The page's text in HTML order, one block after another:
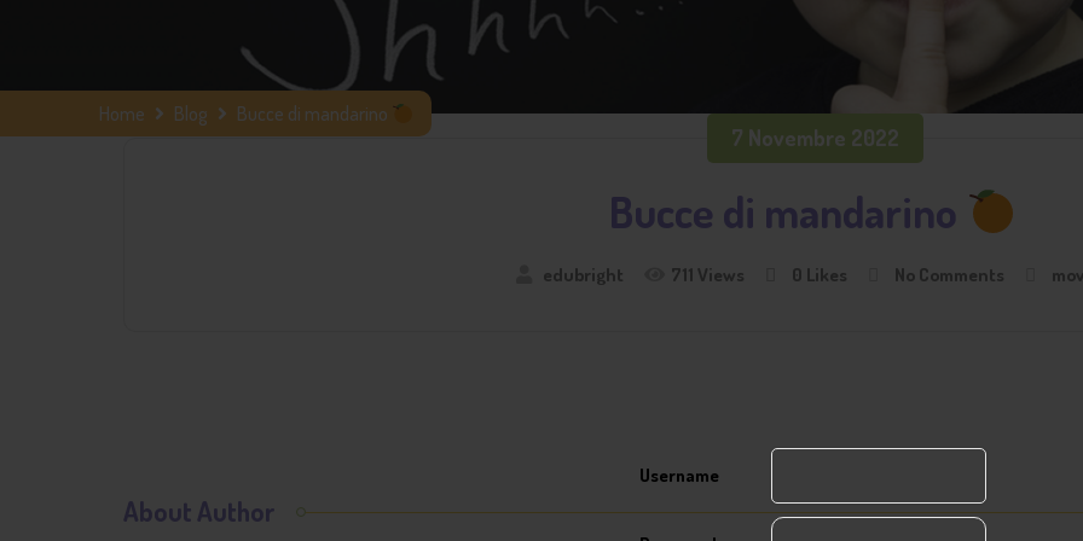
Username
Home Blog Bucce di mandarino
7 Novembre 2022
Bucce di mandarino
edubright 711 Views 0 Likes No Comments
About Author